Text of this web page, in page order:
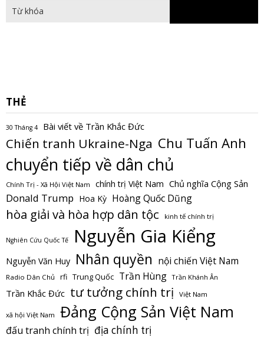
THẺ
30 Tháng 4 Bài viết về Trần Khắc Đức
Chiến tranh Ukraine-Nga Chu Tuấn Anh
chuyển tiếp về dân chủ
Chính Trị - Xã Hội Việt Nam chính trị Việt Nam Chủ nghĩa Cộng Sản
Donald Trump Hoa Kỳ Hoàng Quốc Dũng
hòa giải và hòa hợp dân tộc kinh tế chính trị
Nghiên Cứu Quốc Tế Nguyễn Gia Kiểng
Nguyễn Văn Huy Nhân quyền nội chiến Việt Nam
Radio Dân Chủ rfi Trung Quốc Trần Hùng Trần Khánh Ân
Trần Khắc Đức tư tưởng chính trị Việt Nam
xã hội Việt Nam Đảng Cộng Sản Việt Nam
đấu tranh chính trị địa chính trị